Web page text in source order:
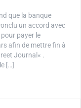
que la banque
un accord avec
payer le
afin de mettre fin à
Journal« .
[…]